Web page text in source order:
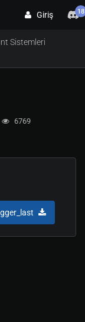
Giriş 18
Sistemleri
6769